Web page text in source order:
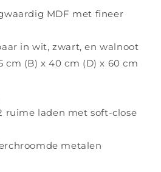
MDF met fineer
in wit, zwart, en walnoot
cm (B) x 40 cm (D) x 60 cm
ruime laden met soft-close
metalen